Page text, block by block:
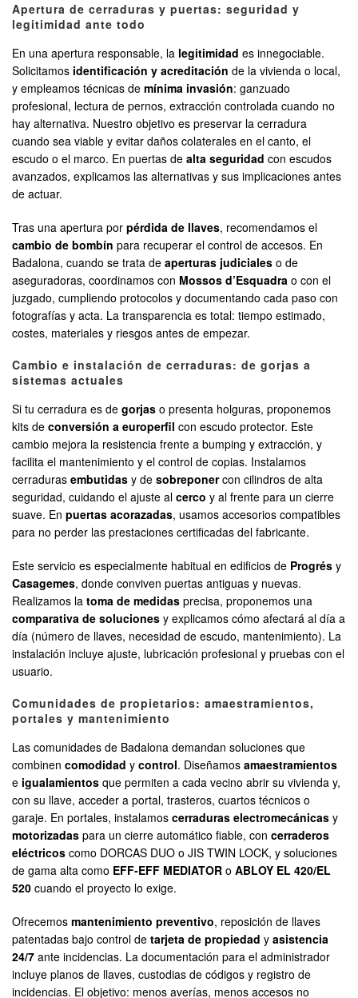
Apertura de cerraduras y puertas: seguridad y
legitimidad ante todo
En una apertura responsable, la legitimidad es innegociable.
Solicitamos identificación y acreditación de la vivienda o local,
y empleamos técnicas de mínima invasión: ganzuado
profesional, lectura de pernos, extracción controlada cuando no
hay alternativa. Nuestro objetivo es preservar la cerradura
cuando sea viable y evitar daños colaterales en el canto, el
escudo o el marco. En puertas de alta seguridad con escudos
avanzados, explicamos las alternativas y sus implicaciones antes
de actuar.
Tras una apertura por pérdida de llaves, recomendamos el
cambio de bombín para recuperar el control de accesos. En
Badalona, cuando se trata de aperturas judiciales o de
aseguradoras, coordinamos con Mossos d’Esquadra o con el
juzgado, cumpliendo protocolos y documentando cada paso con
fotografías y acta. La transparencia es total: tiempo estimado,
costes, materiales y riesgos antes de empezar.
Cambio e instalación de cerraduras: de gorjas a
sistemas actuales
Si tu cerradura es de gorjas o presenta holguras, proponemos
kits de conversión a europerfil con escudo protector. Este
cambio mejora la resistencia frente a bumping y extracción, y
facilita el mantenimiento y el control de copias. Instalamos
cerraduras embutidas y de sobreponercon cilindros de alta
seguridad, cuidando el ajuste al cerco y al frente para un cierre
suave. En puertas acorazadas, usamos accesorios compatibles
para no perder las prestaciones certificadas del fabricante.
Este servicio es especialmente habitual en edificios de Progrés y
Casagemes, donde conviven puertas antiguas y nuevas.
Realizamos la toma de medidas precisa, proponemos una
comparativa de soluciones y explicamos cómo afectará al día a
día (número de llaves, necesidad de escudo, mantenimiento). La
instalación incluye ajuste, lubricación profesional y pruebas con el
usuario.
Comunidades de propietarios: amaestramientos,
portales y mantenimiento
Las comunidades de Badalona demandan soluciones que
combinen comodidad y control. Diseñamos amaestramientos
e igualamientos que permiten a cada vecino abrir su vivienda y,
con su llave, acceder a portal, trasteros, cuartos técnicos o
garaje. En portales, instalamos cerraduras electromecánicas y
motorizadas para un cierre automático fiable, con cerraderos
eléctricos como DORCAS DUO o JIS TWIN LOCK, y soluciones
de gama alta como EFF-EFF MEDIATOR o ABLOY EL 420/EL
520 cuando el proyecto lo exige.
Ofrecemos mantenimiento preventivo, reposición de llaves
patentadas bajo control de tarjeta de propiedad y asistencia
24/7 ante incidencias. La documentación para el administrador
incluye planos de llaves, custodias de códigos y registro de
incidencias. El objetivo: menos averías, menos accesos no